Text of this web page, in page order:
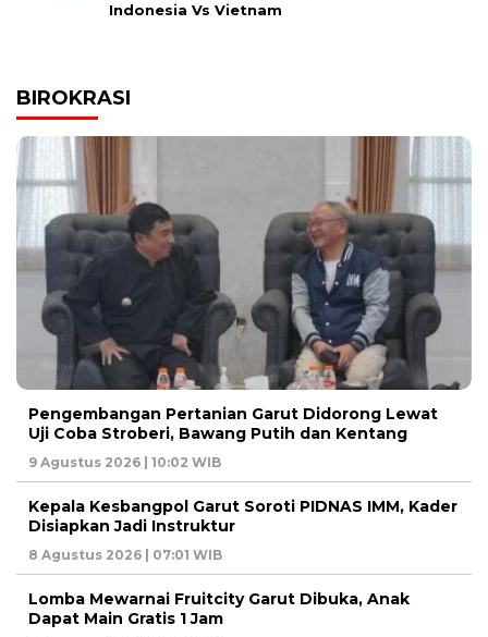
Indonesia Vs Vietnam
BIROKRASI
Pengembangan Pertanian Garut Didorong Lewat
Uji Coba Stroberi, Bawang Putih dan Kentang
9 Agustus 2026 | 10:02 WIB
Kepala Kesbangpol Garut Soroti PIDNAS IMM, Kader
Disiapkan Jadi Instruktur
8 Agustus 2026 | 07:01 WIB
Lomba Mewarnai Fruitcity Garut Dibuka, Anak
Dapat Main Gratis 1 Jam